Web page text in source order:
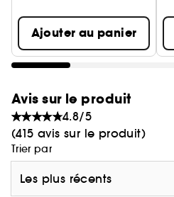
Ajouter au panier
Avis sur le produit
4.8/5
(415 avis sur le produit)
Trier par
Les plus récents